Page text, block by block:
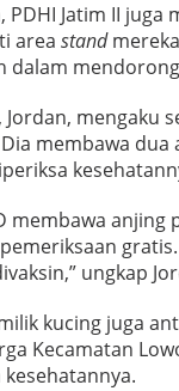
Jatim II
area stand
mengaku
membawa
membawa
ungkap
kucing juga
Kecamatan